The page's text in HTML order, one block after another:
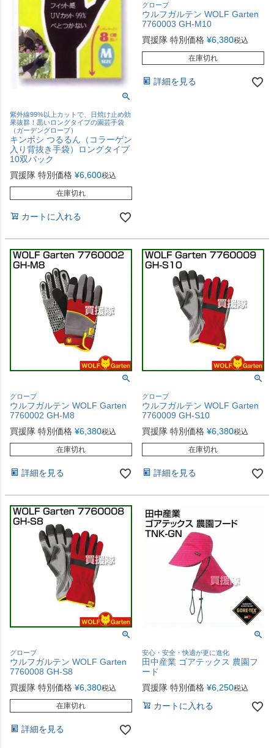
紫外線99%以上カットで、日焼け止め効
果抜群！黒いロングタイプの園芸手袋
（ガーデングローブ）
キンボシ つるるん（コラーゲン
入り背抜き手袋）ロングタイプ
10双パック
買援隊 特別価格 ¥6,600税込
在庫切れ
カートに入れる
グローブ
ウルフガルテン WOLF Garten
7760003 GH-M10
買援隊 特別価格 ¥6,380税込
在庫切れ
詳細を見る
グローブ
ウルフガルテン WOLF Garten
7760002 GH-M8
買援隊 特別価格 ¥6,380税込
在庫切れ
詳細を見る
グローブ
ウルフガルテン WOLF Garten
7760009 GH-S10
買援隊 特別価格 ¥6,380税込
在庫切れ
詳細を見る
グローブ
ウルフガルテン WOLF Garten
7760008 GH-S8
買援隊 特別価格 ¥6,380税込
在庫切れ
詳細を見る
安心・安全・快適が更に進化
田中産業 ゴアテックス 農園フ
ード
買援隊 特別価格 ¥6,250税込
カートに入れる